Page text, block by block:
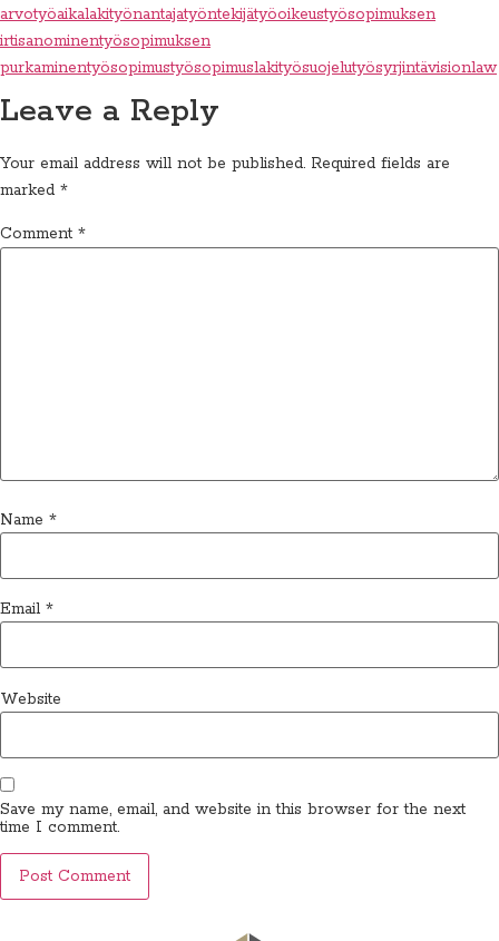
arvotyöaikalakityönantajatyöntekijätyöoikeustyösopimuksen
irtisanominentyösopimuksen
purkaminentyösopimustyösopimuslakityösuojelutyösyrjintävisionlaw
Leave a Reply
Your email address will not be published. Required fields are
marked *
Comment *
Name *
Email *
Website
Save my name, email, and website in this browser for the next
time I comment.